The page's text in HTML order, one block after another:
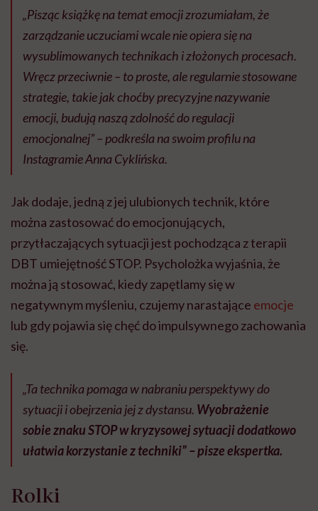
„Pisząc książkę na temat emocji zrozumiałam, że
zarządzanie uczuciami wcale nie opiera się na
wysublimowanych technikach i złożonych procesach.
Wręcz przeciwnie – to proste, ale regularnie stosowane
strategie, takie jak choćby precyzyjne nazywanie
emocji, budują naszą zdolność do regulacji
emocjonalnej” – podkreśla na swoim profilu na
Instagramie Anna Cyklińska.
Jak dodaje, jedną z jej ulubionych technik, które
można zastosować do emocjonujących,
przytłaczających sytuacji jest pochodząca z terapii
DBT umiejętność STOP. Psycholożka wyjaśnia, że
można ją stosować, kiedy zapętlamy się w
negatywnym myśleniu, czujemy narastające emocje
lub gdy pojawia się chęć do impulsywnego zachowania
się.
„Ta technika pomaga w nabraniu perspektywy do
sytuacji i obejrzenia jej z dystansu. Wyobrażenie
sobie znaku STOP w kryzysowej sytuacji dodatkowo
ułatwia korzystanie z techniki” – pisze ekspertka.
Rolki